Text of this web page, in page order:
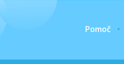
Pomoč